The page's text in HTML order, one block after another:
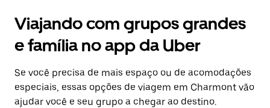
Viajando com grupos grandes
e família no app da Uber
Se você precisa de mais espaço ou de acomodações
especiais, essas opções de viagem em Charmont vão
ajudar você e seu grupo a chegar ao destino.